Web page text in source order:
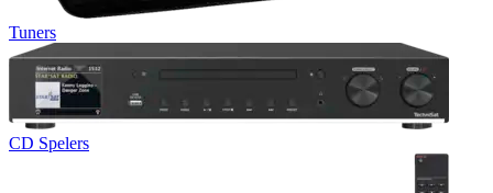
Tuners
CD Spelers